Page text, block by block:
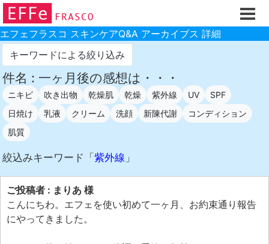
ホーム
ご注文フォーム
初回割引
製品のご案内
お買い物ガイド
スキンケアQ&Aアーカイブス
製品レビュー
スキンケア基礎講座
コスメ辞典 化粧品成分検索
ご購入履歴
ご登録情報
エフェフラスコ スキンケアQ&A アーカイブス 詳細
キーワードによる絞り込み
件名 : 一ヶ月後の感想は・・・
ニキビ 吹き出物 乾燥肌 乾燥 紫外線 UV
SPF
日焼け
乳液 クリーム 洗顔 新陳代謝
コンディション
肌質
絞込みキーワード「 紫外線 」
ご投稿者 : まりあ 様
こんにちわ。エフェを使い初めて一ヶ月、お約束通り報告
にやってきました。